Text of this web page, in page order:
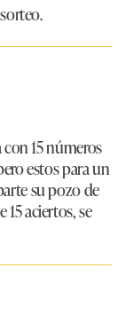
15 números
estos para un
su pozo de
aciertos, se